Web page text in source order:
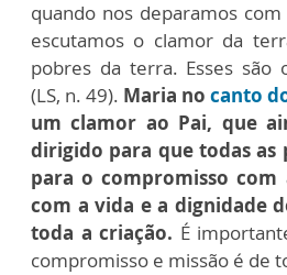
quando nos deparamos
escutamos o clamor da
pobres da terra. Esses são
(LS, n. 49). Maria no canto
um clamor ao Pai, que
dirigido para que todas as
para o compromisso com
com a vida e a dignidade
toda a criação. É
compromisso e missão é de